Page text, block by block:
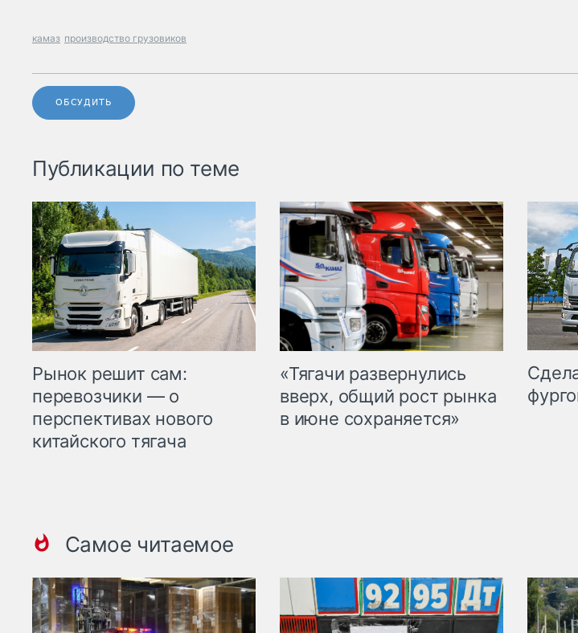
камаз производство грузовиков
ОБСУДИТЬ
Публикации по теме
Рынок решит сам:
перевозчики — о
перспективах нового
китайского тягача
«Тягачи развернулись
вверх, общий рост рынка
в июне сохраняется»
Самое читаемое